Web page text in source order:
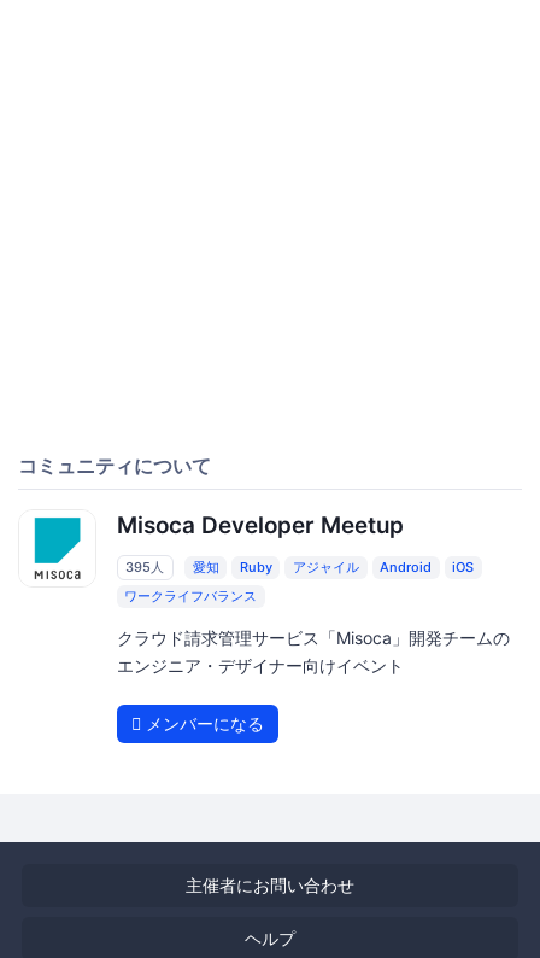
コミュニティについて
Misoca Developer Meetup
395人 愛知 Ruby アジャイル Android
iOS
ワークライフバランス
クラウド請求管理サービス「Misoca」開発チームの
エンジニア・デザイナー向けイベント
メンバーになる
主催者にお問い合わせ
ヘルプ